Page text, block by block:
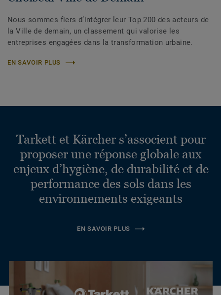
Nous sommes fiers d’intégrer leur Top 200 des acteurs de
la Ville de demain, un classement qui valorise les
entreprises engagées dans la transformation urbaine.
EN SAVOIR PLUS
Tarkett et Kärcher s’associent pour
proposer une réponse globale aux
enjeux d’hygiène, de durabilité et de
performance des sols dans les
environnements exigeants
EN SAVOIR PLUS